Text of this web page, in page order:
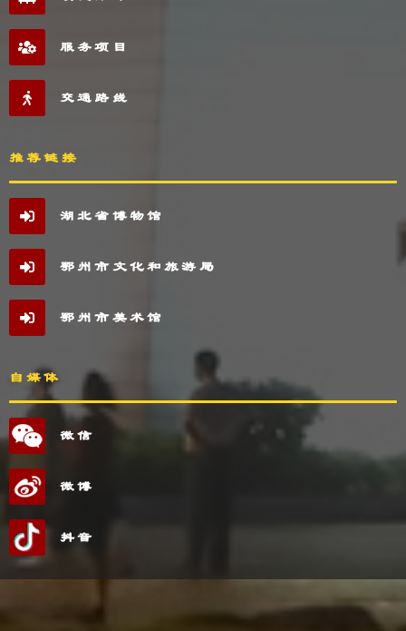
服务项目
交通路线
推荐链接
湖北省博物馆
鄂州市文化和旅游局
鄂州市美术馆
自媒体
微信
微博
抖音